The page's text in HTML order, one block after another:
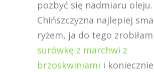
pozbyć się nadmiaru oleju.
Chińszczyzna najlepiej
ryżem, ja do tego zrobiłam
surówkę z marchwi z
brzoskwiniami i koniecznie